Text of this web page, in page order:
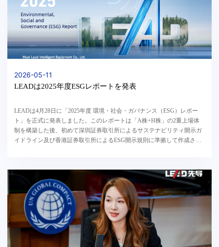
2026-05-11
LEADは2025年度ESGレポートを発表
LEADは4月28日に「2025年度 環境・社会・ガバナンス（ESG）レポー
ト」を正式に発表しました。このレポートは「A株+H株」の2重上場体
制を構築した後、初めて深圳証券取引所によるサステナビリティ開示ガ
イドライン及び香港証券取引所によるESG開示規則に準拠して作成され